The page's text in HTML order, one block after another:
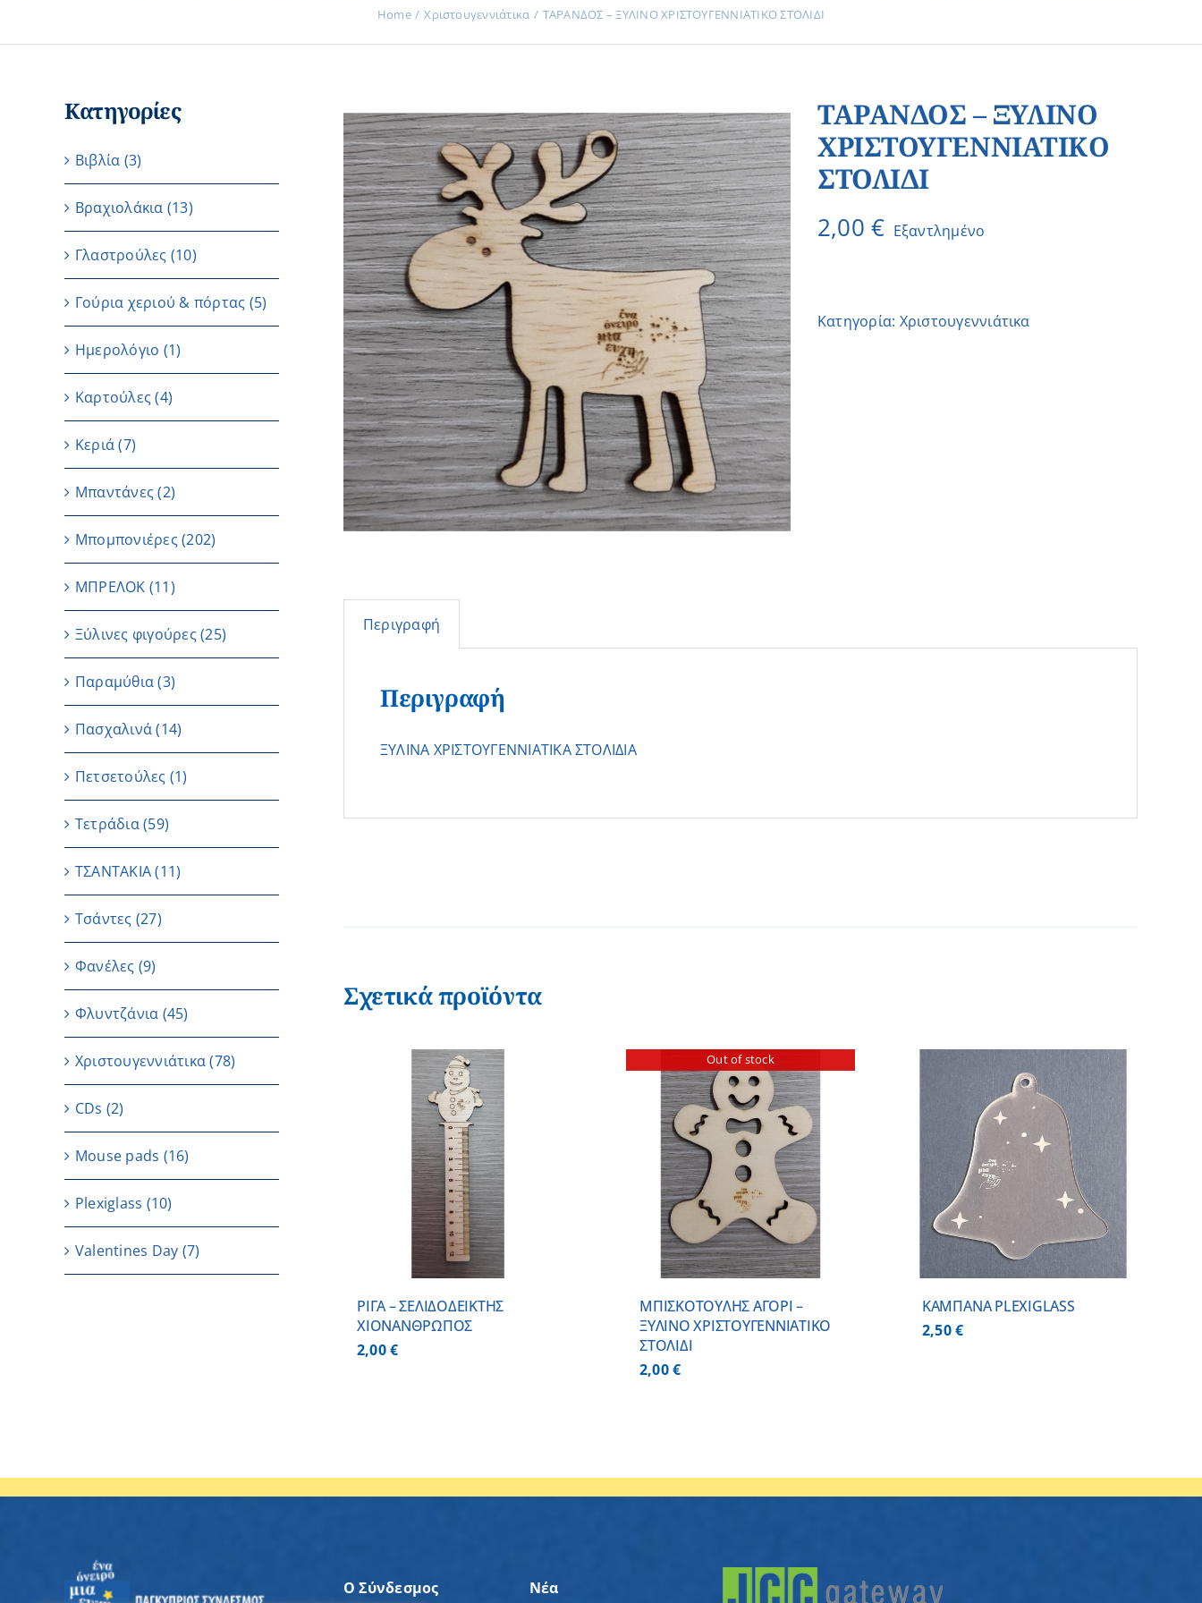
Home Χριστουγεννιάτικα ΤΑΡΑΝΔΟΣ – ΞΥΛΙΝO ΧΡΙΣΤΟΥΓΕΝΝΙΑΤΙΚO ΣΤΟΛΙΔΙ
ΤΑΡΑΝΔΟΣ – ΞΥΛΙΝO
ΧΡΙΣΤΟΥΓΕΝΝΙΑΤΙΚO
ΣΤΟΛΙΔΙ
2,00€ Εξαντλημένο
Κατηγορία: Χριστουγεννιάτικα
Περιγραφή
Περιγραφή
ΞΥΛΙΝΑ ΧΡΙΣΤΟΥΓΕΝΝΙΑΤΙΚΑ ΣΤΟΛΙΔΙΑ
Σχετικά προϊόντα
ΠΡΟΣΘΗΚΗ ΣΤΟ ΚΑΛΑΘΙ
ΛΕΠΤΟΜΕΡΕΙΕΣ
ΡΙΓΑ – ΣΕΛΙΔΟΔΕΙΚΤΗΣ
ΧΙΟΝΑΝΘΡΩΠΟΣ
2,00€
Out of stock
ΛΕΠΤΟΜΕΡΕΙΕΣ
ΜΠΙΣΚΟΤΟΥΛΗΣ ΑΓΟΡΙ –
ΞΥΛΙΝO ΧΡΙΣΤΟΥΓΕΝΝΙΑΤΙΚO
ΣΤΟΛΙΔΙ
2,00€
ΠΡΟΣΘΗΚΗ ΣΤΟ ΚΑΛΑΘΙ
ΛΕΠΤΟΜΕΡΕΙΕΣ
ΚΑΜΠΑΝΑ PLEXIGLASS
2,50€
Κατηγορίες
Βιβλία (3)
Βραχιολάκια (13)
Γλαστρούλες (10)
Γούρια χεριού & πόρτας (5)
Ημερολόγιο (1)
Καρτούλες (4)
Κεριά (7)
Μπαντάνες (2)
Μπομπονιέρες(202)
ΜΠΡΕΛΟΚ (11)
Ξύλινες φιγούρες(25)
Παραμύθια (3)
Πασχαλινά (14)
Πετσετούλες (1)
Τετράδια(59)
ΤΣΑΝΤΑΚΙΑ (11)
Τσάντες (27)
Φανέλες (9)
Φλυντζάνια (45)
Χριστουγεννιάτικα(78)
CDs (2)
Μouse pads (16)
Plexiglass (10)
Valentines Day (7)
Ο Σύνδεσμος Νέα